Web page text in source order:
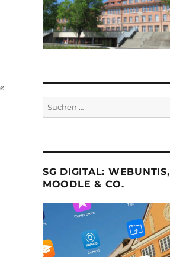
Suche
nach:
SG DIGITAL: WEBUNTIS,
MOODLE & CO.